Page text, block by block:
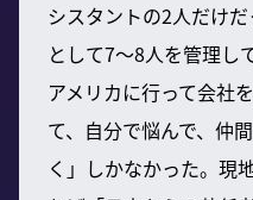
シスタントの2人だけ
として7〜8人を管理し
アメリカに行って会社
て、自分で悩んで、仲
く」しかなかった。現